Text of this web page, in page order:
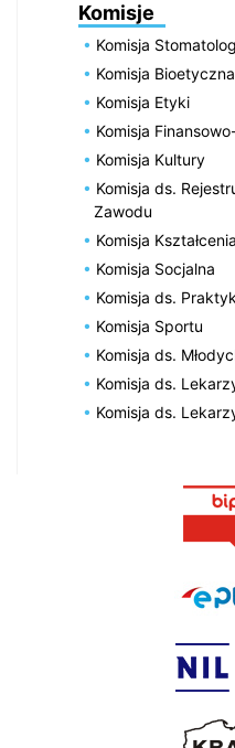
Komisje
Komisja
Komisja Bioetyczna
Komisja Etyki
Komisja
Komisja Kultury
Komisja ds.
Zawodu
Komisja Kształcenia
Komisja Socjalna
Komisja ds.
Komisja Sportu
Komisja ds.
Komisja ds.
Komisja ds.